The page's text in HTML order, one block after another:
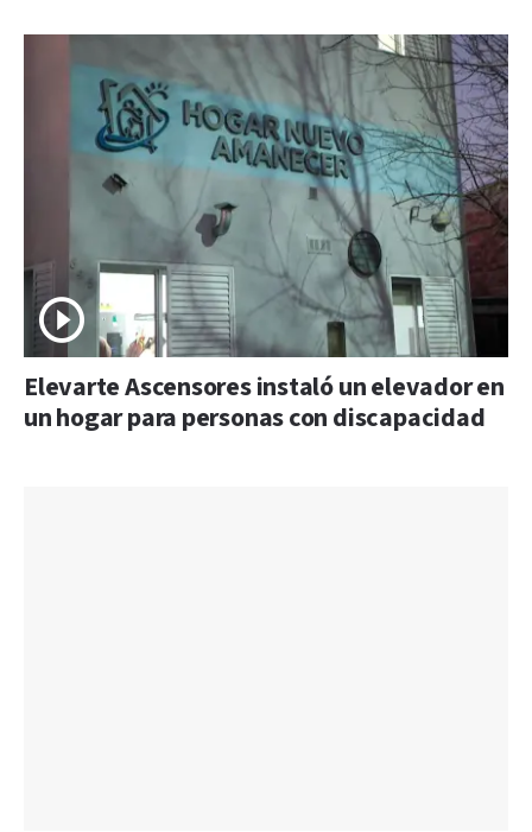
Elevarte Ascensores instaló un elevador en
un hogar para personas con discapacidad